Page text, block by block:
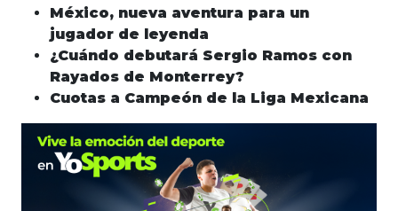
México, nueva aventura para un
jugador de leyenda
¿Cuándo debutará Sergio Ramos con
Rayados de Monterrey?
Cuotas a Campeón de la Liga Mexicana